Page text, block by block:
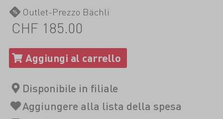
Outlet-Prezzo Bächli
CHF 185.00